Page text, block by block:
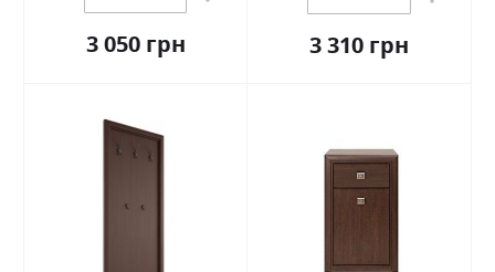
3 050 грн 3 310 грн